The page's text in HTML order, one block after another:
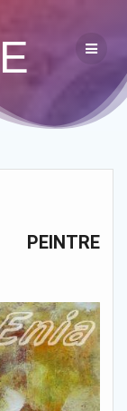
PEINTRE